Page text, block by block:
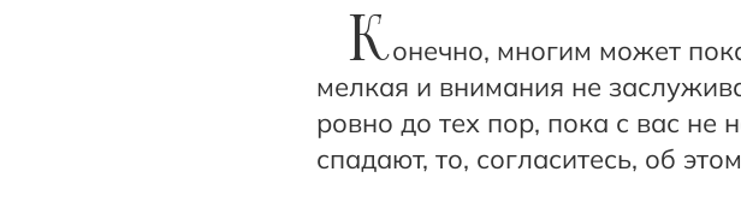
Конечно, многим может
мелкая и внимания не
ровно до тех пор, пока с вас не
спадают, то, согласитесь, об